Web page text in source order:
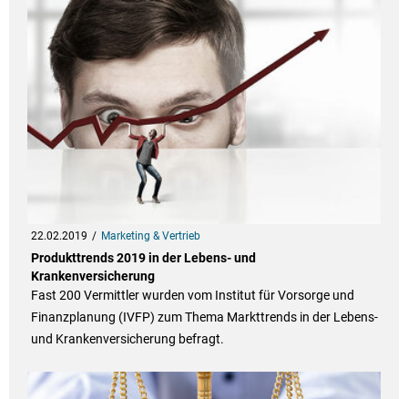
22.02.2019 Marketing & Vertrieb
Produkttrends 2019 in der Lebens- und
Krankenversicherung
Fast 200 Vermittler wurden vom Institut für Vorsorge und
Finanzplanung (IVFP) zum Thema Markttrends in der Lebens-
und Krankenversicherung befragt.